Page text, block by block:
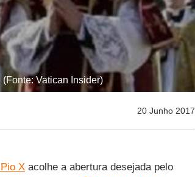
Vatican Insider)
20 Junho 2017
Xacolhe a abertura desejada pelo